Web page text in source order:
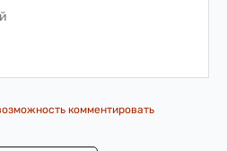
комментировать